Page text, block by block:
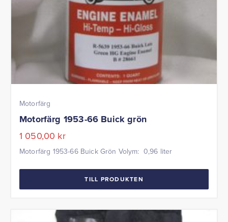
Motorfärg
Motorfärg 1953-66 Buick grön
1 050,00 kr
Motorfärg 1953-66 Buick Grön Volym: 0,96 liter
TILL PRODUKTEN